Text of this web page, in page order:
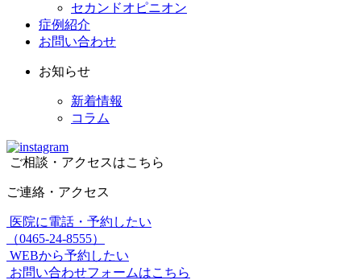
セカンドオピニオン
症例紹介
お問い合わせ
お知らせ
新着情報
コラム
ご相談・アクセスはこちら
ご連絡・アクセス
医院に電話・予約したい
（0465-24-8555）
WEBから予約したい
お問い合わせフォームはこちら